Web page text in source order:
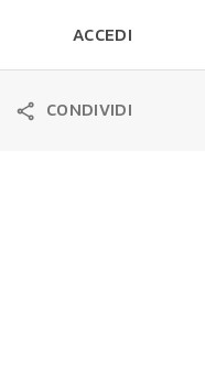
ACCEDI
CONDIVIDI